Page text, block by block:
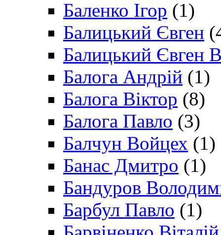
Баленко Ігор (1)
Балицький Євген
Балицький Євген
Балога Андрій (1)
Балога Віктор (8)
Балога Павло (3)
Балчун Войцех (1)
Банас Дмитро (1)
Бандуров
Барбул Павло (1)